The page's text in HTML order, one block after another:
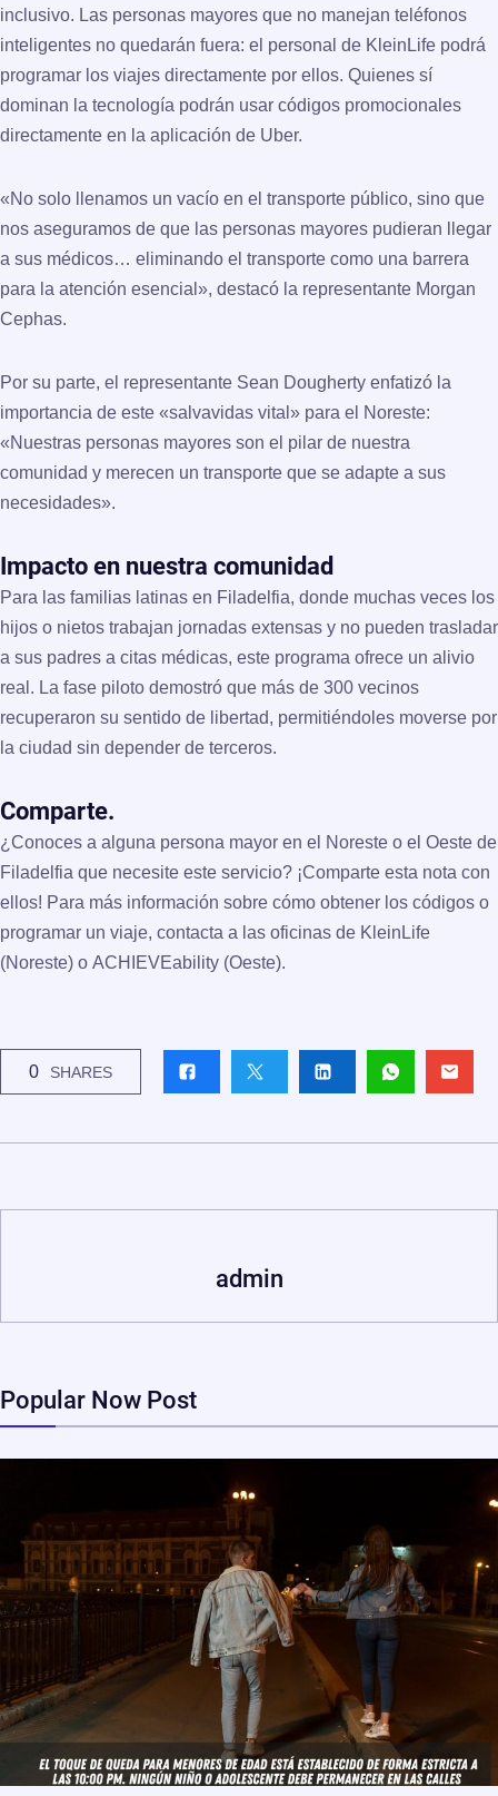
inclusivo. Las personas mayores que no manejan teléfonos
inteligentes no quedarán fuera: el personal de KleinLife podrá
programar los viajes directamente por ellos. Quienes sí
dominan la tecnología podrán usar códigos promocionales
directamente en la aplicación de Uber.
«No solo llenamos un vacío en el transporte público, sino que
nos aseguramos de que las personas mayores pudieran llegar
a sus médicos… eliminando el transporte como una barrera
para la atención esencial», destacó la representante Morgan
Cephas.
Por su parte, el representante Sean Dougherty enfatizó la
importancia de este «salvavidas vital» para el Noreste:
«Nuestras personas mayores son el pilar de nuestra
comunidad y merecen un transporte que se adapte a sus
necesidades».
Impacto en nuestra comunidad
Para las familias latinas en Filadelfia, donde muchas veces los
hijos o nietos trabajan jornadas extensas y no pueden trasladar
a sus padres a citas médicas, este programa ofrece un alivio
real. La fase piloto demostró que más de 300 vecinos
recuperaron su sentido de libertad, permitiéndoles moverse por
la ciudad sin depender de terceros.
Comparte.
¿Conoces a alguna persona mayor en el Noreste o el Oeste de
Filadelfia que necesite este servicio? ¡Comparte esta nota con
ellos! Para más información sobre cómo obtener los códigos o
programar un viaje, contacta a las oficinas de KleinLife
(Noreste) o ACHIEVEability (Oeste).
0 SHARES
admin
Popular Now Post